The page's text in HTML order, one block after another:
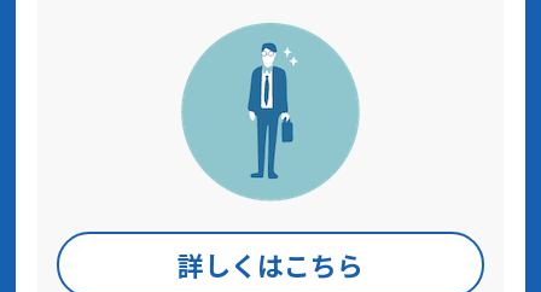
詳しくはこちら